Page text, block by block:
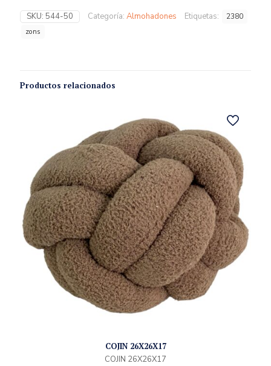
SKU: 544-50 Categoría: Almohadones Etiquetas:
2380
zons
Productos relacionados
COJIN 26X26X17
COJIN 26X26X17